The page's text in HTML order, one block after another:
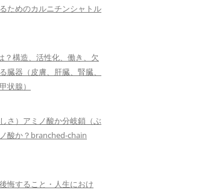
ためのカルニチンシャトル
？構造、活性化、働き、欠
臓器（皮膚、肝臓、腎臓、
状腺）
さ）アミノ酸か分岐鎖（ぶ
酸か？branched-chain
悔すること・人生におけ